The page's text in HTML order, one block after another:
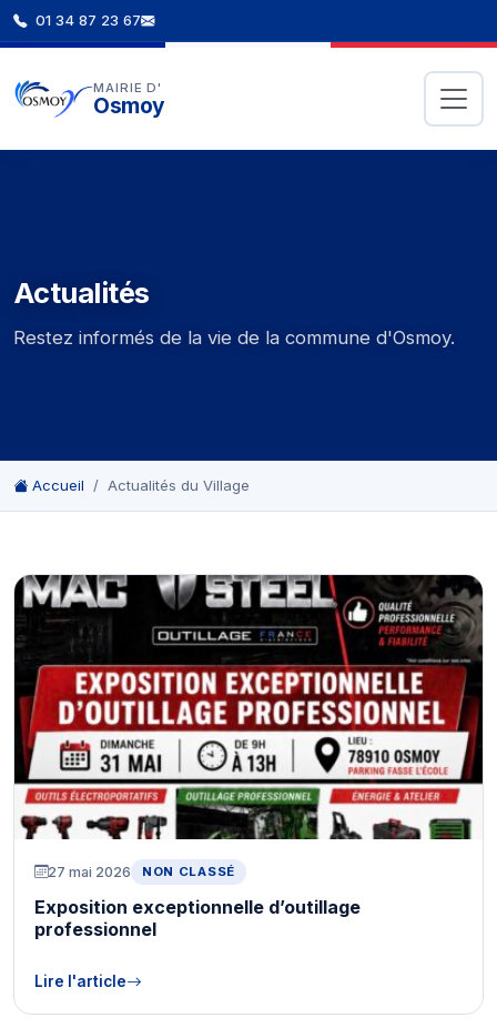
01 34 87 23 67
MAIRIE D'
Osmoy
Actualités
Restez informés de la vie de la commune d'Osmoy.
Accueil Actualités du Village
27 mai 2026 NON CLASSÉ
Exposition exceptionnelle d’outillage
professionnel
Lire l'article